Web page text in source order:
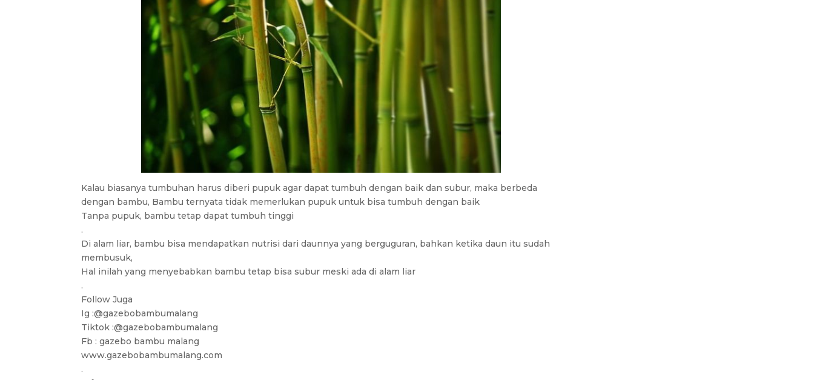
Kalau biasanya tumbuhan harus diberi pupuk agar dapat tumbuh dengan baik dan subur, maka berbeda
dengan bambu, Bambu ternyata tidak memerlukan pupuk untuk bisa tumbuh dengan baik
Tanpa pupuk, bambu tetap dapat tumbuh tinggi
.
Di alam liar, bambu bisa mendapatkan nutrisi dari daunnya yang berguguran, bahkan ketika daun itu sudah
membusuk,
Hal inilah yang menyebabkan bambu tetap bisa subur meski ada di alam liar
.
Follow Juga
Ig :@gazebobambumalang
Tiktok :@gazebobambumalang
Fb : gazebo bambu malang
www.gazebobambumalang.com
.